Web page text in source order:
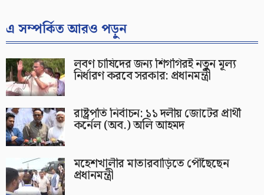
এ সম্পর্কিত আরও পড়ুন
লবণ চাষিদের জন্য শিগগিরই নতুন মূল্য
নির্ধারণ করবে সরকার: প্রধানমন্ত্রী
রাষ্ট্রপতি নির্বাচন: ১১ দলীয় জোটের প্রার্থী
কর্নেল (অব.) অলি আহমদ
মহেশখালীর মাতারবাড়িতে পৌঁছেছেন
প্রধানমন্ত্রী